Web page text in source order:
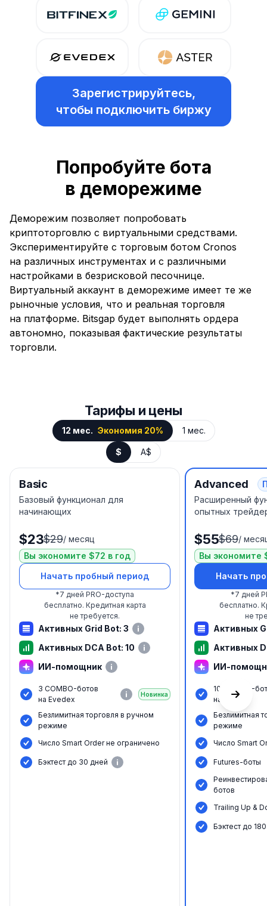
Зарегистрируйтесь,
чтобы подключить биржу
Попробуйте бота
в деморежиме
Деморежим позволяет попробовать
криптоторговлю с виртуальными средствами.
Экспериментируйте с торговым ботом Cronos
на различных инструментах и с различными
настройками в безрисковой песочнице.
Виртуальный аккаунт в деморежиме имеет те же
рыночные условия, что и реальная торговля
на платформе. Bitsgap будет выполнять ордера
автономно, показывая фактические результаты
торговли.
Тарифы и цены
12 мес. Экономия 20% 1 мес.
$ A$
Basic
Базовый функционал для
начинающих
$23$29/ месяц
Вы экономите $72 в год
Начать пробный период
*7 дней PRO-доступа
бесплатно. Кредитная карта
не требуется.
Активных Grid Bot: 3
Активных DCA Bot: 10
ИИ-помощник
3 COMBO-ботов
на Evedex
Новинка
Безлимитная торговля в ручном
режиме
Число Smart Order не ограничено
Бэктест до 30 дней
Advanced
Расширенный
опытных
$55$69/
Вы экономите
Начать
*7 дней
бесплатно.
не
Активных
Активных
ИИ-
10 COMBO-
на Evedex
Безлимитная
режиме
Число Smart
Futures-боты
ботов
Trailing Up &
Бэктест до